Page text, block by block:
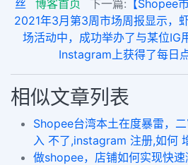
丝
博客首页 下一篇: 【Shopee
2021年3月第3周市场周报显示，
场活动中，成功举办了与某位IG
Instagram上获得了每日
相似文章列表
Shopee台湾本土在度暴雷，
入 不了,instagram 注册,如何
做shopee，店铺如何实现快